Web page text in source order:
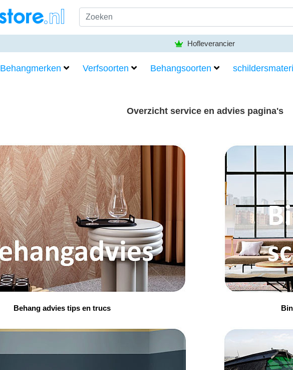
Hofleverancier
Behangmerken Verfsoorten Behangsoorten
Overzicht service en advies pagina's
Behang advies tips en trucs